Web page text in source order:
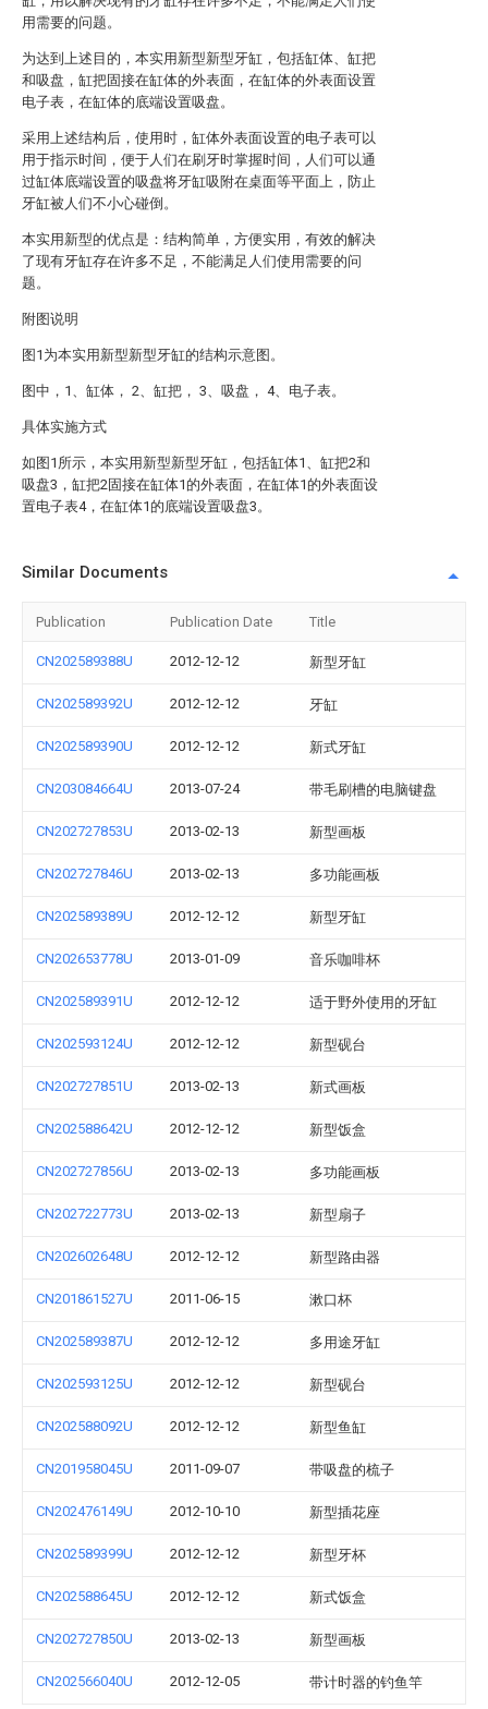
用需要的问题。
为达到上述目的，本实用新型新型牙缸，包括缸体、缸把
和吸盘，缸把固接在缸体的外表面，在缸体的外表面设置
电子表，在缸体的底端设置吸盘。
采用上述结构后，使用时，缸体外表面设置的电子表可以
用于指示时间，便于人们在刷牙时掌握时间，人们可以通
过缸体底端设置的吸盘将牙缸吸附在桌面等平面上，防止
牙缸被人们不小心碰倒。
本实用新型的优点是：结构简单，方便实用，有效的解决
了现有牙缸存在许多不足，不能满足人们使用需要的问
题。
附图说明
图1为本实用新型新型牙缸的结构示意图。
图中，1、缸体， 2、缸把， 3、吸盘， 4、电子表。
具体实施方式
如图1所示，本实用新型新型牙缸，包括缸体1、缸把2和
吸盘3，缸把2固接在缸体1的外表面，在缸体1的外表面设
置电子表4，在缸体1的底端设置吸盘3。
Similar Documents
Publication Publication Date Title
CN202589388U 2012-12-12 新型牙缸
CN202589392U 2012-12-12 牙缸
CN202589390U 2012-12-12 新式牙缸
CN203084664U 2013-07-24 带毛刷槽的电脑键盘
CN202727853U 2013-02-13 新型画板
CN202727846U 2013-02-13 多功能画板
CN202589389U 2012-12-12 新型牙缸
CN202653778U 2013-01-09 音乐咖啡杯
CN202589391U 2012-12-12 适于野外使用的牙缸
CN202593124U 2012-12-12 新型砚台
CN202727851U 2013-02-13 新式画板
CN202588642U 2012-12-12 新型饭盒
CN202727856U 2013-02-13 多功能画板
CN202722773U 2013-02-13 新型扇子
CN202602648U 2012-12-12 新型路由器
CN201861527U 2011-06-15 漱口杯
CN202589387U 2012-12-12 多用途牙缸
CN202593125U 2012-12-12 新型砚台
CN202588092U 2012-12-12 新型鱼缸
CN201958045U 2011-09-07 带吸盘的梳子
CN202476149U 2012-10-10 新型插花座
CN202589399U 2012-12-12 新型牙杯
CN202588645U 2012-12-12 新式饭盒
CN202727850U 2013-02-13 新型画板
CN202566040U 2012-12-05 带计时器的钓鱼竿